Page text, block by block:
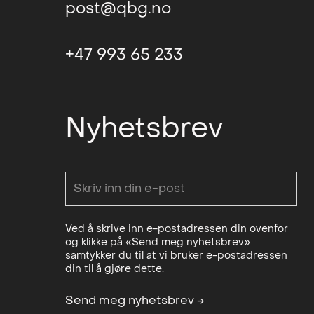
post@qbg.no
+47 993 65 233
Nyhetsbrev
Ved å skrive inn e-postadressen din ovenfor
og klikke på «Send meg nyhetsbrev»
samtykker du til at vi bruker e-postadressen
din til å gjøre dette.
Send meg nyhetsbrev→